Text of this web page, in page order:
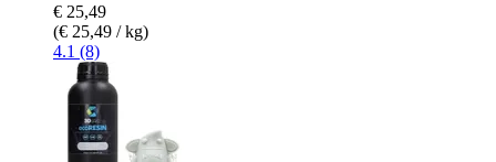
€ 25,49
(€ 25,49 / kg)
4.1 (8)